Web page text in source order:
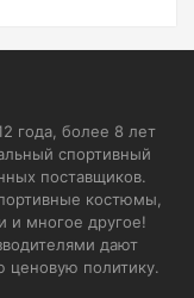
года, более 8 лет
спортивный
поставщиков.
костюмы,
и многое другое!
дают
политику.